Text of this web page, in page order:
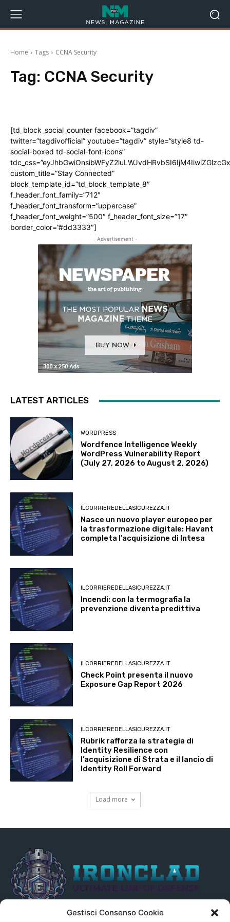
Gestisci Consenso Cookie
Home Tags CCNA Security
Tag: CCNA Security
[td_block_social_counter facebook=”tagdiv”
twitter=”tagdivofficial” youtube=”tagdiv” style=”style8 td-
social-boxed td-social-font-icons”
custom_title=”Stay Connected”
block_template_id=”td_block_template_8″
f_header_font_family=”712″
f_header_font_transform=”uppercase”
f_header_font_weight=”500″ f_header_font_size=”17″
border_color=”#dd3333″]
- Advertisement -
LATEST ARTICLES
WORDPRESS
Wordfence Intelligence Weekly
WordPress Vulnerability Report
(July 27, 2026 to August 2, 2026)
ILCORRIEREDELLASICUREZZA.IT
Nasce un nuovo player europeo per
la trasformazione digitale: Havant
completa l’acquisizione di Intesa
ILCORRIEREDELLASICUREZZA.IT
Incendi: con la termografia la
prevenzione diventa predittiva
ILCORRIEREDELLASICUREZZA.IT
Check Point presenta il nuovo
Exposure Gap Report 2026
ILCORRIEREDELLASICUREZZA.IT
Rubrik rafforza la strategia di
Identity Resilience con
l’acquisizione di Strata e il lancio di
Identity Roll Forward
Load more